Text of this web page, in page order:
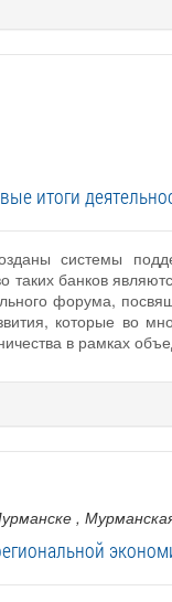
итоги
системы
таких банков
форума,
которые во
в рамках
,